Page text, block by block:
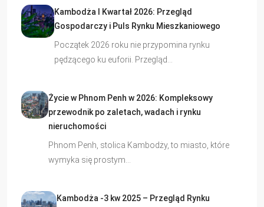
Kambodża I Kwartał 2026: Przegląd
Gospodarczy i Puls Rynku Mieszkaniowego
Początek 2026 roku nie przypomina rynku
pędzącego ku euforii. Przegląd…
Życie w Phnom Penh w 2026: Kompleksowy
przewodnik po zaletach, wadach i rynku
nieruchomości
Phnom Penh, stolica Kambodży, to miasto, które
wymyka się prostym…
Kambodża -3 kw 2025 – Przegląd Rynku